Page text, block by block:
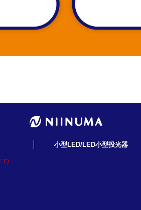
了)
小型LED/LED小型投光器